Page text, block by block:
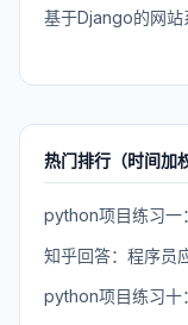
基于Django的网
热门排行（时间加权
python项目练习一
知乎回答：程序员
python项目练习十